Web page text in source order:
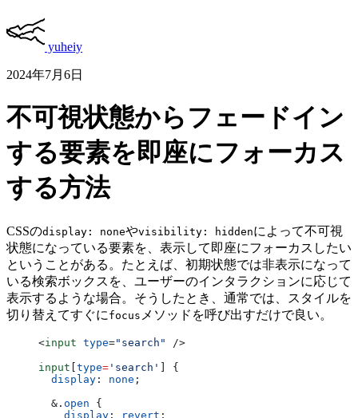
yuheiy
2024年7月6日
不可視状態からフェードイン
する要素を即座にフォーカス
する方法
CSSのdisplay: noneやvisibility: hiddenによって不可視
状態になっている要素を、表示して即座にフォーカスしたい
ということがある。たとえば、初期状態では非表示になって
いる検索ボックスを、ユーザーのインタラクションに応じて
表示するような場合。そうしたとき、通常では、スタイルを
切り替えてすぐに focus メソッドを呼び出すだけで良い。
<input type="search" />
input type= 'search'
] {
  display
: none ;
  &.
open {
    display
: revert ;